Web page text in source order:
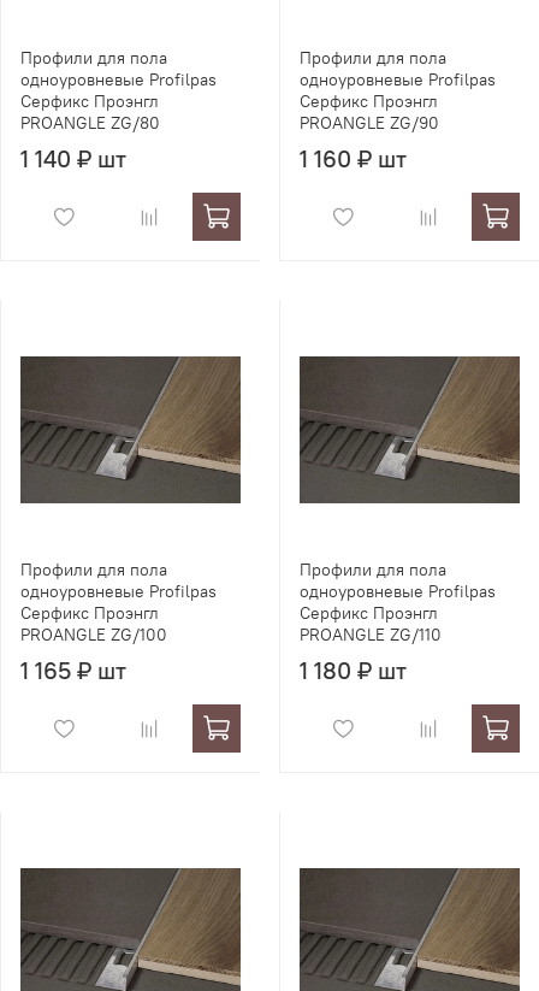
Профили для пола
одноуровневые Profilpas
Серфикс Проэнгл
PROANGLE ZG/80
1 140 ₽ шт
Профили для пола
одноуровневые Profilpas
Серфикс Проэнгл
PROANGLE ZG/90
1 160 ₽ шт
Профили для пола
одноуровневые Profilpas
Серфикс Проэнгл
PROANGLE ZG/100
1 165 ₽ шт
Профили для пола
одноуровневые Profilpas
Серфикс Проэнгл
PROANGLE ZG/110
1 180 ₽ шт